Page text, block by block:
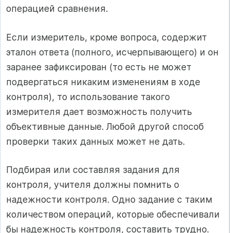
операцией сравнения.
Если измеритель, кроме вопроса, содержит
эталон ответа (полного, исчерпывающего) и он
заранее зафиксирован (то есть не может
подвергаться никаким изменениям в ходе
контроля), то использование такого
измерителя дает возможность получить
объективные данные. Любой другой способ
проверки таких данных может не дать.
Подбирая или составляя задания для
контроля, учителя должны помнить о
надежности контроля. Одно задание с таким
количеством операций, которые обеспечивали
бы надежность контроля, составить трудно.